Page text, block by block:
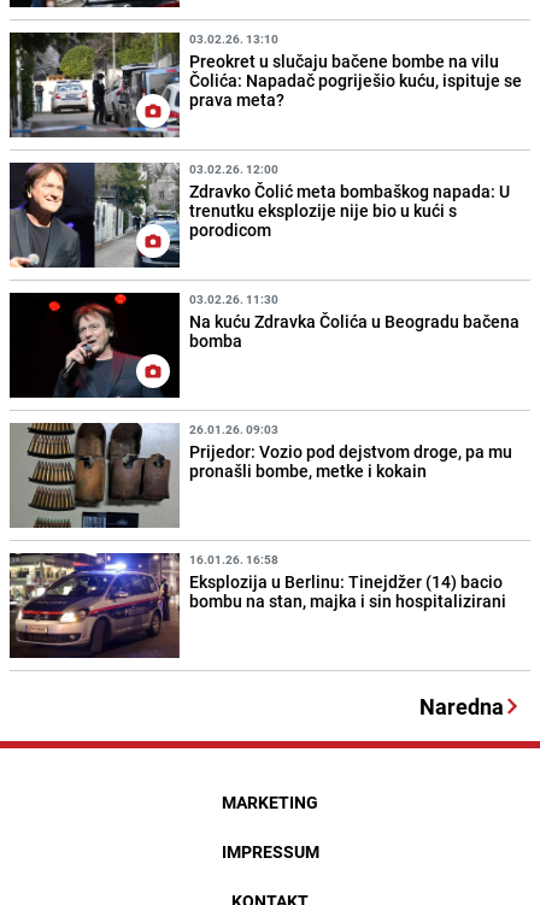
03.02.26. 13:10
Preokret u slučaju bačene bombe na vilu
Čolića: Napadač pogriješio kuću, ispituje se
prava meta?
03.02.26. 12:00
Zdravko Čolić meta bombaškog napada: U
trenutku eksplozije nije bio u kući s
porodicom
03.02.26. 11:30
Na kuću Zdravka Čolića u Beogradu bačena
bomba
26.01.26. 09:03
Prijedor: Vozio pod dejstvom droge, pa mu
pronašli bombe, metke i kokain
16.01.26. 16:58
Eksplozija u Berlinu: Tinejdžer (14) bacio
bombu na stan, majka i sin hospitalizirani
Naredna
MARKETING
IMPRESSUM